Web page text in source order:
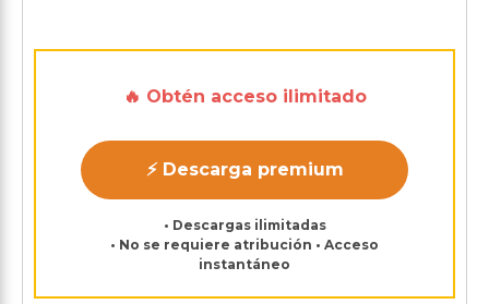
🔥 Obtén acceso ilimitado
⚡ Descarga premium
• Descargas ilimitadas
• No se requiere atribución • Acceso
instantáneo